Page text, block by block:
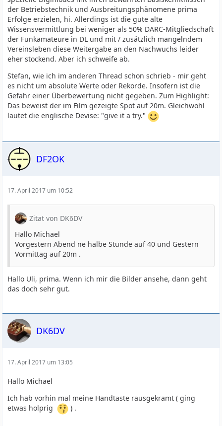
der Betriebstechnik und Ausbreitungsphänomene prima
Erfolge erzielen, hi. Allerdings ist die gute alte
Wissensvermittlung bei weniger als 50% DARC-Mitgliedschaft
der Funkamateure in DL und mit / zusätzlich mangelndem
Vereinsleben diese Weitergabe an den Nachwuchs leider
eher stockend. Aber ich schweife ab.
Stefan, wie ich im anderen Thread schon schrieb - mir geht
es nicht um absolute Werte oder Rekorde. Insofern ist die
Gefahr einer Überbewertung nicht gegeben. Zum Highlight:
Das beweist der im Film gezeigte Spot auf 20m. Gleichwohl
lautet die englische Devise: "give it a try."
DF2OK
17. April 2017 um 10:52
Zitat von DK6DV
Hallo Michael
Vorgestern Abend ne halbe Stunde auf 40 und Gestern
Vormittag auf 20m .
Hallo Uli, prima. Wenn ich mir die Bilder ansehe, dann geht
das doch sehr gut.
DK6DV
17. April 2017 um 13:05
Hallo Michael
Ich hab vorhin mal meine Handtaste rausgekramt ( ging
etwas holprig
) .